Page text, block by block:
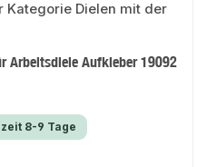
Arbeitsdiele Aufkleber 19092
8-9 Tage